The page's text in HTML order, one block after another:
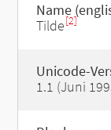
Name
Tilde[2]
Unicode-
1.1 (Juni